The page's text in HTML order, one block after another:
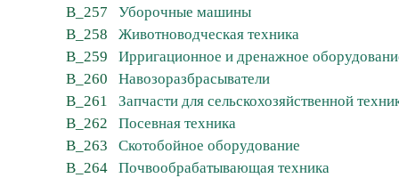
B_257
Уборочные машины
B_258
Животноводческая техника
B_259
Ирригационное и дренажное
B_260
Навозоразбрасыватели
B_261
Запчасти для сельскохозяйственной
B_262
Посевная техника
B_263
Скотобойное оборудование
B_264
Почвообрабатывающая техника